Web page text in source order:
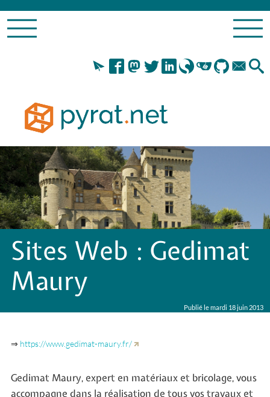
Sites Web : Gedimat
Maury
Publié le mardi 18 juin 2013
⇒ https://www.gedimat-maury.fr/
Gedimat Maury, expert en matériaux et bricolage, vous
accompagne dans la réalisation de tous vos travaux et